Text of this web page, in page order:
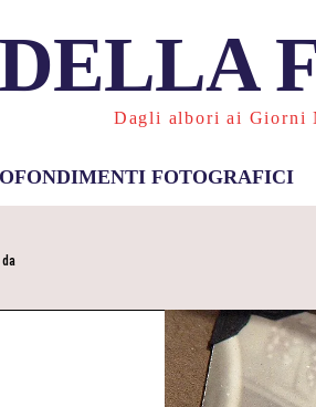
Dagli albori ai Giorni
FOTOGRAFICI